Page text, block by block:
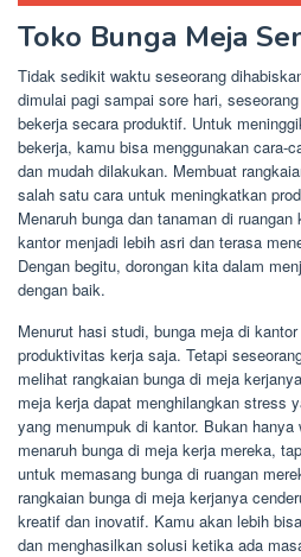
Toko Bunga Meja
Tidak sedikit waktu seseorang
dimulai pagi sampai sore hari,
bekerja secara produktif. Untuk
bekerja, kamu bisa menggunakan cara-
dan mudah dilakukan. Membuat
salah satu cara untuk meningkatkan
Menaruh bunga dan tanaman di
kantor menjadi lebih asri dan terasa
Dengan begitu, dorongan kita dalam
dengan baik.
Menurut hasi studi, bunga meja di
produktivitas kerja saja. Tetapi
melihat rangkaian bunga di meja
meja kerja dapat menghilangkan stress
yang menumpuk di kantor. Bukan
menaruh bunga di meja kerja mereka,
untuk memasang bunga di ruangan
rangkaian bunga di meja kerjanya
kreatif dan inovatif. Kamu akan lebih
dan menghasilkan solusi ketika ada